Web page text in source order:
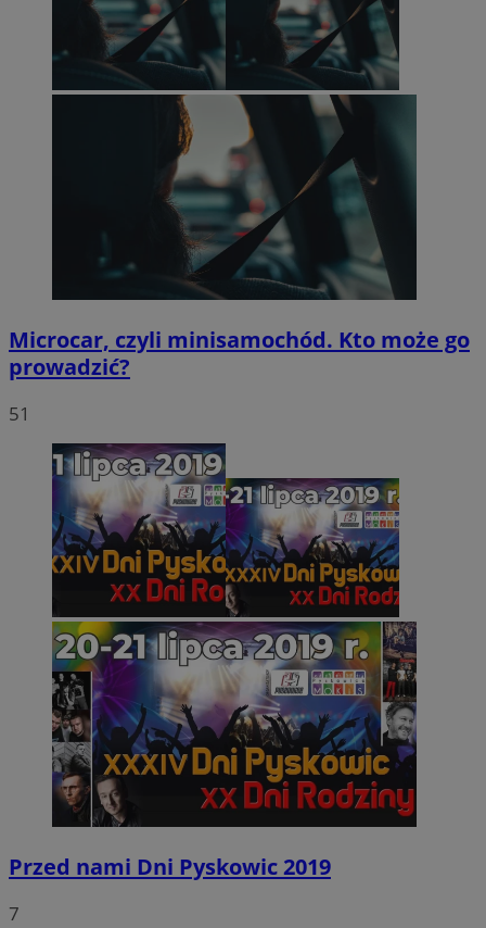
Microcar, czyli minisamochód. Kto może go
prowadzić?
51
Przed nami Dni Pyskowic 2019
7